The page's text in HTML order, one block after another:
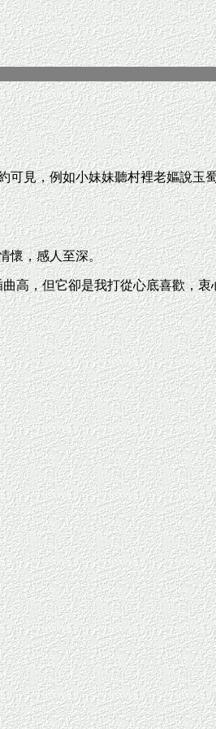
見，例如小妹妹聽村裡老嫗說玉
懷，感人至深。
高，但它卻是我打從心底喜歡，